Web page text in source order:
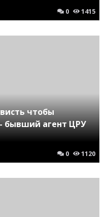
0 1415
чтобы
бывший агент ЦРУ
0 1120